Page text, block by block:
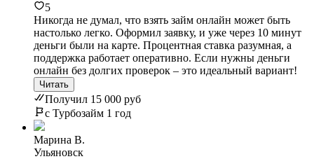
5
Никогда не думал, что взять займ онлайн может быть
настолько легко. Оформил заявку, и уже через 10 минут
деньги были на карте. Процентная ставка разумная, а
поддержка работает оперативно. Если нужны деньги
онлайн без долгих проверок – это идеальный вариант!
Читать
Получил 15 000 руб
с Турбозайм 1 год
Марина В.
Ульяновск